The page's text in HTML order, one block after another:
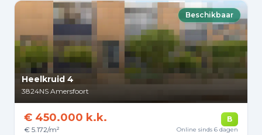
Beschikbaar
Heelkruid 4
3824NS Amersfoort
€ 450.000 k.k.
€ 5.172/m²
B
Online sinds 6 dagen